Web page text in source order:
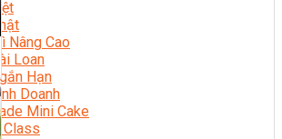
Nâng Cao
Loan
Hạn
Doanh
Mini Cake